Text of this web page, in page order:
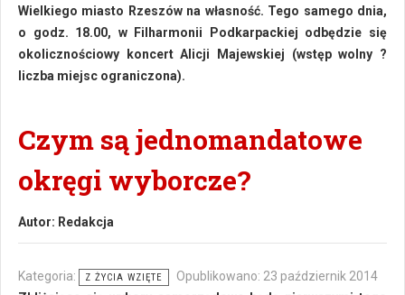
Wielkiego miasto Rzeszów na własność. Tego samego dnia,
o godz. 18.00, w Filharmonii Podkarpackiej odbędzie się
okolicznościowy koncert Alicji Majewskiej (wstęp wolny ?
liczba miejsc ograniczona).
Czym są jednomandatowe
okręgi wyborcze?
Autor: Redakcja
Kategoria: Z ŻYCIA WZIĘTE
Opublikowano: 23 październik 2014